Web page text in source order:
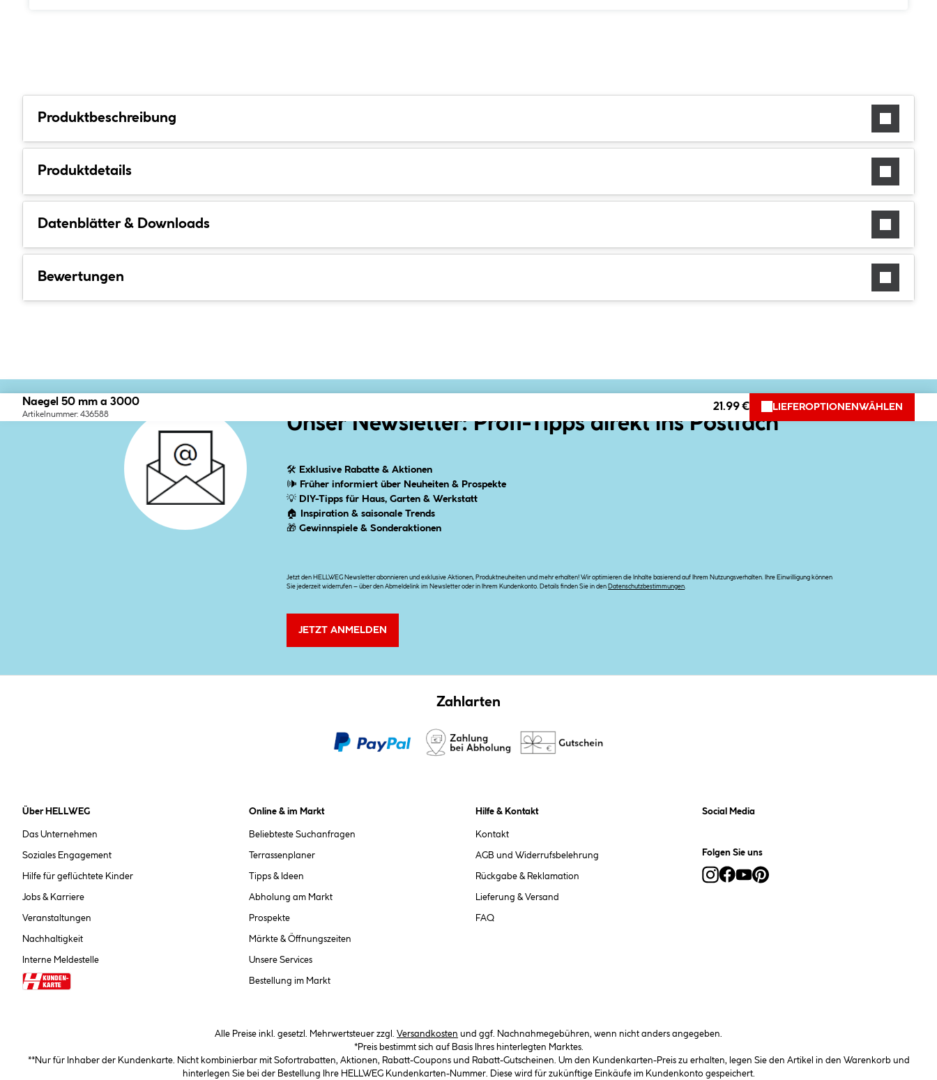
Produktbeschreibung
Produktdetails
Datenblätter & Downloads
Bewertungen
Naegel 50 mm a 3000
Artikelnummer: 436588
21.99 € LIEFEROPTIONEN WÄHLEN
Unser Newsletter: Profi-Tipps direkt ins Postfach
🛠 Exklusive Rabatte & Aktionen
🕪 Früher informiert über Neuheiten & Prospekte
💡 DIY-Tipps für Haus, Garten & Werkstatt
🏠
Inspiration & saisonale Trends
🎁Gewinnspiele & Sonderaktionen
Jetzt den HELLWEG Newsletter abonnieren und exklusive Aktionen, Produktneuheiten und mehr erhalten! Wir optimieren die Inhalte basierend auf Ihrem Nutzungsverhalten. Ihre Einwilligung können
Sie jederzeit widerrufen – über den Abmeldelink im Newsletter oder in Ihrem Kundenkonto. Details finden Sie in den Datenschutzbestimmungen.
JETZT ANMELDEN
Zahlarten
Über HELLWEG
Das Unternehmen
Soziales Engagement
Hilfe für geflüchtete Kinder
Jobs & Karriere
Veranstaltungen
Nachhaltigkeit
Interne Meldestelle
Online & im Markt
Beliebteste Suchanfragen
Terrassenplaner
Tipps & Ideen
Abholung am Markt
Prospekte
Märkte & Öffnungszeiten
Unsere Services
Bestellung im Markt
Hilfe & Kontakt
Kontakt
AGB und Widerrufsbelehrung
Rückgabe & Reklamation
Lieferung & Versand
FAQ
Social Media
Folgen Sie uns
Alle Preise inkl. gesetzl. Mehrwertsteuer zzgl. Versandkosten und ggf. Nachnahmegebühren, wenn nicht anders angegeben.
*Preis bestimmt sich auf Basis Ihres hinterlegten Marktes.
**Nur für Inhaber der Kundenkarte. Nicht kombinierbar mit Sofortrabatten, Aktionen, Rabatt-Coupons und Rabatt-Gutscheinen. Um den Kundenkarten-Preis zu erhalten, legen Sie den Artikel in den Warenkorb und
hinterlegen Sie bei der Bestellung Ihre HELLWEG Kundenkarten-Nummer. Diese wird für zukünftige Einkäufe im Kundenkonto gespeichert.